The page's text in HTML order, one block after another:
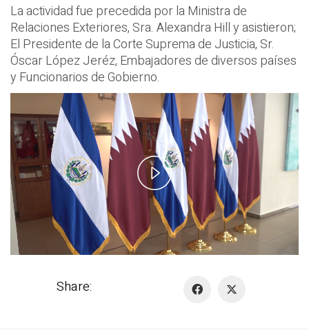
La actividad fue precedida por la Ministra de
Relaciones Exteriores, Sra. Alexandra Hill y asistieron;
El Presidente de la Corte Suprema de Justicia, Sr.
Óscar López Jeréz, Embajadores de diversos países
y Funcionarios de Gobierno.
Play
Video
Share: